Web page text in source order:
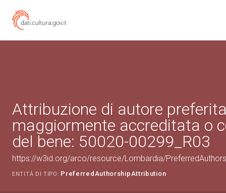
Attribuzione di autore
maggiormente accreditata o
del bene: 50020-00299_R03
https://w3id.org/arco/resource/Lombardia/
ENTITÀ DI TIPO: PreferredAuthorshipAttribution